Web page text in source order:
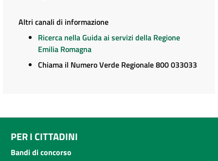
Altri canali di informazione
Ricerca nella Guida ai servizi della Regione
Emilia Romagna
Chiama il Numero Verde Regionale 800 033033
PER I CITTADINI
Bandi di concorso